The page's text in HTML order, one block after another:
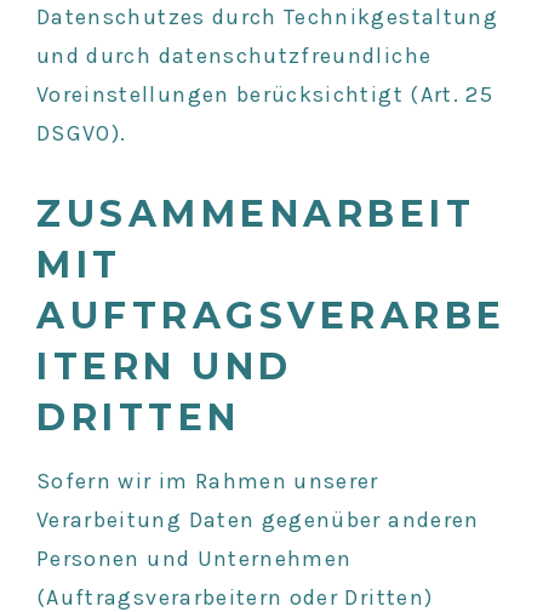
Datenschutzes durch Technikgestaltung
und durch datenschutzfreundliche
Voreinstellungen berücksichtigt (Art. 25
DSGVO).
ZUSAMMENARBEIT
MIT
AUFTRAGSVERARBE
ITERN UND
DRITTEN
Sofern wir im Rahmen unserer
Verarbeitung Daten gegenüber anderen
Personen und Unternehmen
(Auftragsverarbeitern oder Dritten)